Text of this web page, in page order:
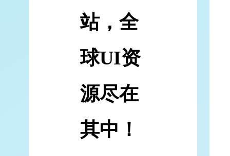
站，全
球UI资
源尽在
其中！